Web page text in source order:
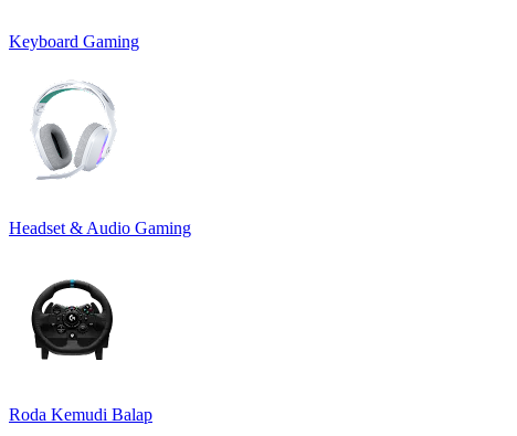
Keyboard Gaming
Headset & Audio Gaming
Roda Kemudi Balap